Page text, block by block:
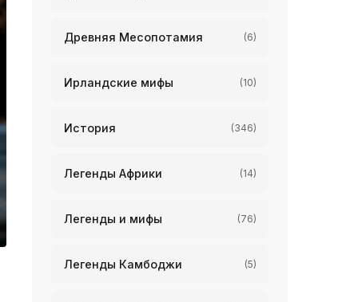
Древняя Месопотамия (6)
Ирландские мифы (10)
История (346)
Легенды Африки (14)
Легенды и мифы (76)
Легенды Камбоджи (5)